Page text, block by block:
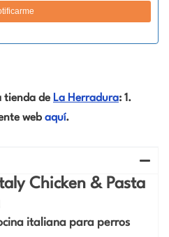
tienda de La Herradura: 1.
web aquí.
Chicken & Pasta
italiana para perros